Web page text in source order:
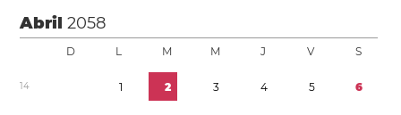
Abril2058
D L M M J V S
14 1 2 3 4 5 6